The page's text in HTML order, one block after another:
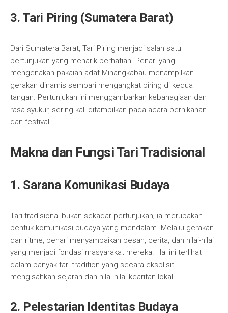
3. Tari Piring (Sumatera Barat)
Dari Sumatera Barat, Tari Piring menjadi salah satu
pertunjukan yang menarik perhatian. Penari yang
mengenakan pakaian adat Minangkabau menampilkan
gerakan dinamis sembari mengangkat piring di kedua
tangan. Pertunjukan ini menggambarkan kebahagiaan dan
rasa syukur, sering kali ditampilkan pada acara pernikahan
dan festival.
Makna dan Fungsi Tari Tradisional
1. Sarana Komunikasi Budaya
Tari tradisional bukan sekadar pertunjukan; ia merupakan
bentuk komunikasi budaya yang mendalam. Melalui gerakan
dan ritme, penari menyampaikan pesan, cerita, dan nilai-nilai
yang menjadi fondasi masyarakat mereka. Hal ini terlihat
dalam banyak tari tradition yang secara eksplisit
mengisahkan sejarah dan nilai-nilai kearifan lokal.
2. Pelestarian Identitas Budaya